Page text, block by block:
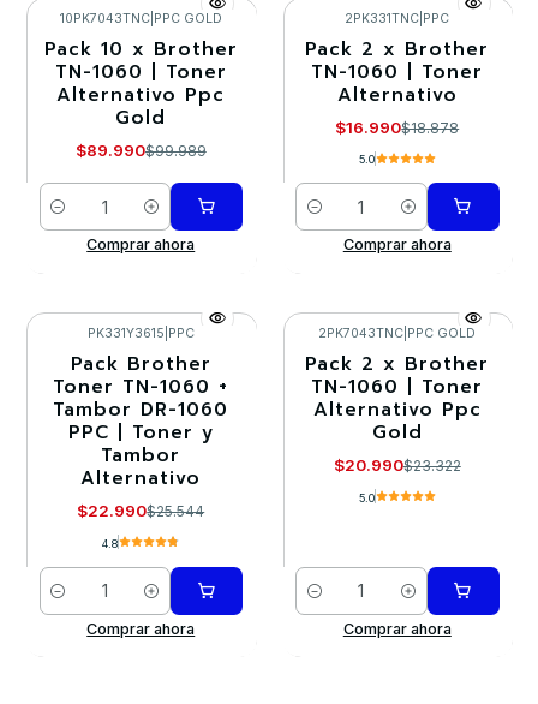
-10%
10PK7043TNC| PPC GOLD
Pack 10 x Brother
TN-1060 | Toner
Alternativo Ppc
Gold
$89.990$99.989
Cantidad
Comprar ahora
-10%
2PK331TNC PPC
Pack 2 x Brother
TN-1060 | Toner
Alternativo
$16.990$18.878
5.0
Cantidad
Comprar ahora
-10%
PK331Y3615 PPC
Pack Brother
Toner TN-1060 +
Tambor DR-1060
PPC | Toner y
Tambor
Alternativo
$22.990$25.544
4.8
Cantidad
Comprar ahora
-10%
2PK7043TNC PPC GOLD
Pack 2 x Brother
TN-1060 | Toner
Alternativo Ppc
Gold
$20.990$23.322
5.0
Cantidad
Comprar ahora